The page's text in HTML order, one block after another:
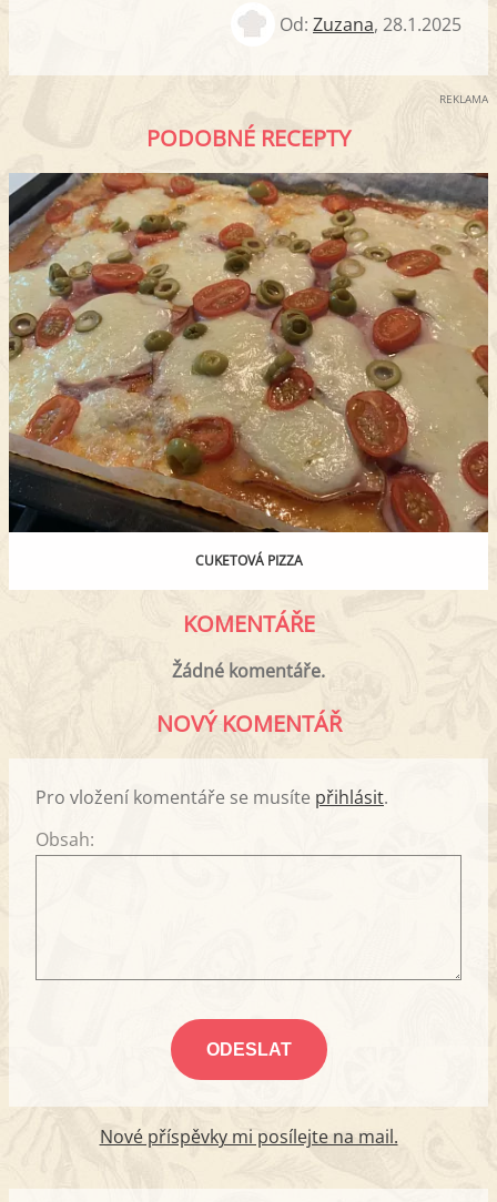
Od: Zuzana, 28.1.2025
REKLAMA
PODOBNÉ RECEPTY
CUKETOVÁ PIZZA
KOMENTÁŘE
Žádné komentáře.
NOVÝ KOMENTÁŘ
Pro vložení komentáře se musíte přihlásit.
Obsah:
Nové příspěvky mi posílejte na mail.